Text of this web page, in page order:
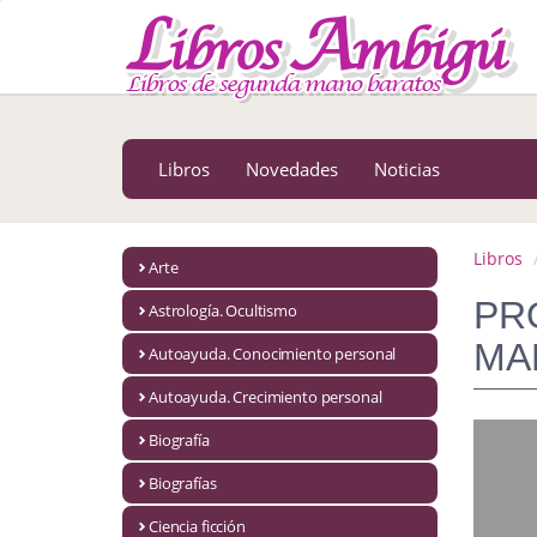
MENÚ PRINCIPAL
Astrología. Ocultismo
Autoayuda. Conocimiento personal
Autoayuda. Crecimiento personal
Libros Novedades Noticias
Arte
Astrología. Ocultismo
Autoayuda. Conocimiento personal
Autoayuda. Crecimiento personal
Biografía
Biografías
Ciencia ficción
Libros